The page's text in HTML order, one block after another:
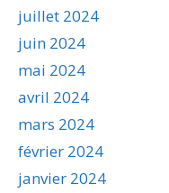
juillet 2024
juin 2024
mai 2024
avril 2024
mars 2024
février 2024
janvier 2024